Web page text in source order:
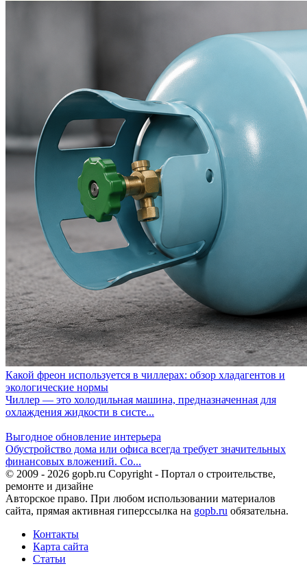
Какой фреон используется в чиллерах: обзор хладагентов и
экологические нормы
Чиллер — это холодильная машина, предназначенная для
охлаждения жидкости в систе...
Выгодное обновление интерьера
Обустройство дома или офиса всегда требует значительных
финансовых вложений. Со...
© 2009 - 2026 gopb.ru Copyright - Портал о строительстве,
ремонте и дизайне
Авторское право. При любом использовании материалов
сайта, прямая активная гиперссылка на gopb.ru обязательна.
Контакты
Карта сайта
Статьи